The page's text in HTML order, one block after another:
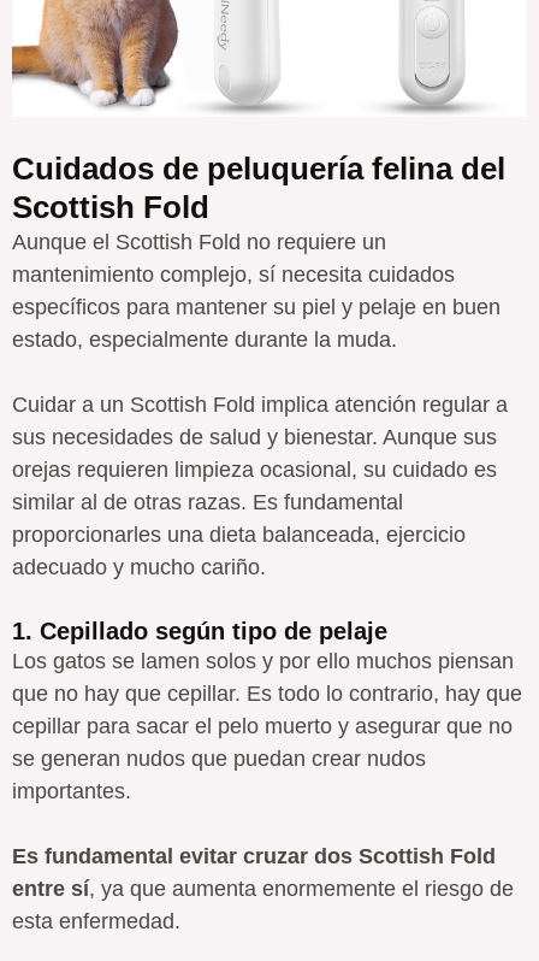
Cuidados de peluquería felina del
Scottish Fold
Aunque el Scottish Fold no requiere un
mantenimiento complejo, sí necesita cuidados
específicos para mantener su piel y pelaje en buen
estado, especialmente durante la muda.
Cuidar a un Scottish Fold implica atención regular a
sus necesidades de salud y bienestar. Aunque sus
orejas requieren limpieza ocasional, su cuidado es
similar al de otras razas. Es fundamental
proporcionarles una dieta balanceada, ejercicio
adecuado y mucho cariño.
1. Cepillado según tipo de pelaje
Los gatos se lamen solos y por ello muchos piensan
que no hay que cepillar. Es todo lo contrario, hay que
cepillar para sacar el pelo muerto y asegurar que no
se generan nudos que puedan crear nudos
importantes.
Es fundamental evitar cruzar dos Scottish Fold
entre sí, ya que aumenta enormemente el riesgo de
esta enfermedad.